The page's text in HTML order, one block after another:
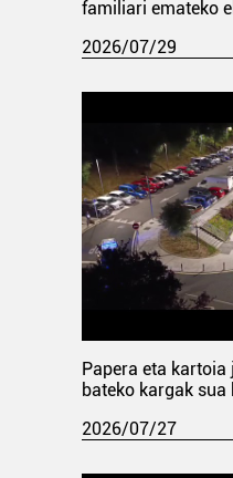
familiari emateko
2026/07/29
Papera eta
bateko kargak sua
2026/07/27